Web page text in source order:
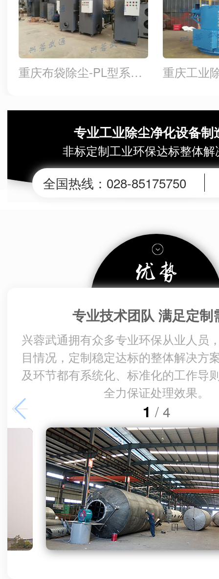
重庆布袋除尘-PL型系列单机
专业工业除尘净化设备制
非标定制工业环保达标整体解
全国热线： 028-85175750
专业技术团队 满足定制
兴蓉武通拥有众多专业环保从业人员
目情况，定制稳定达标的整体解决方
及环节都有系统化、标准化的工作导
全力保证处理效果。
1 / 4